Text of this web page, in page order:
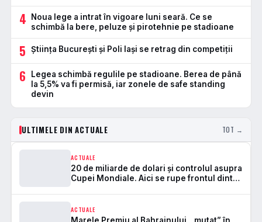
4
Noua lege a intrat în vigoare luni seară. Ce se
schimbă la bere, peluze și pirotehnie pe stadioane
5 Știința București și Poli Iași se retrag din competiții
6
Legea schimbă regulile pe stadioane. Berea de până
la 5,5% va fi permisă, iar zonele de safe standing
devin
ULTIMELE DIN ACTUALE TOT →
ACTUALE
20 de miliarde de dolari și controlul asupra
Cupei Mondiale. Aici se rupe frontul dintre
ACTUALE
Marele Premiu al Bahrainului, „mutat” în